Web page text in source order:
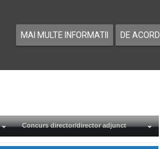
MAI MULTE INFORMATII DE ACORD
Concurs director/director adjunct